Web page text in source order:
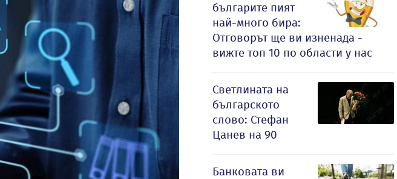
българите пият
най-много бира:
Отговорът ще ви изненада -
вижте топ 10 по области у нас
Светлината на
българското
слово: Стефан
Цанев на 90
Банковата ви